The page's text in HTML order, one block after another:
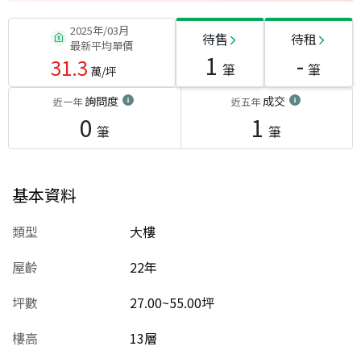
2025年/03月
最新平均單價
31.3 萬/坪
待售
1 筆
待租
- 筆
近一年詢問度
0 筆
近五年成交
1 筆
基本資料
類型
大樓
屋齡
22年
坪數
27.00~55.00坪
樓高
13層